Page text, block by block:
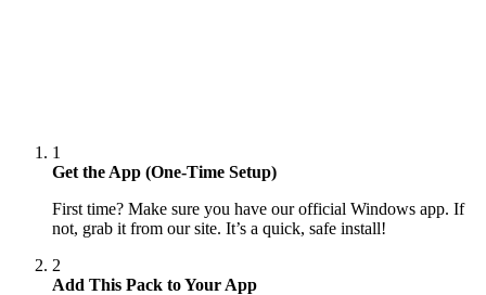
1
Get the App (One-Time Setup)
First time? Make sure you have our official Windows app. If
not, grab it from our site. It’s a quick, safe install!
2
Add This Pack to Your App